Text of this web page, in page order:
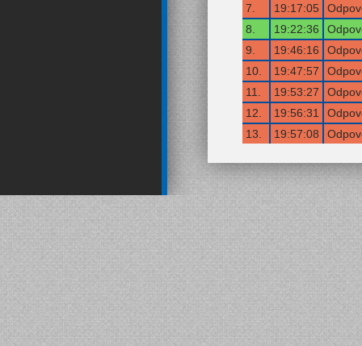
7.
19:17:05
8.
19:22:36
9.
19:46:16
10.
19:47:57
11.
19:53:27
12.
19:56:31
13.
19:57:08